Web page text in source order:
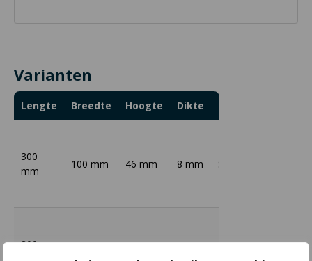
Varianten
Lengte Breedte Hoogte Dikte Materiaal
300
mm
100 mm 46 mm 8 mm S235
300